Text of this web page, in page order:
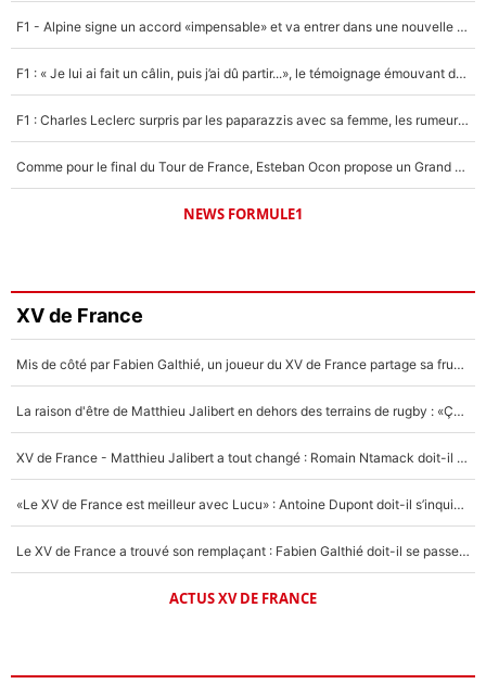
F1 - Alpine signe un accord «impensable» et va entrer dans une nouvelle dimension : Grande nouvelle pour Pierre Gasly !
F1 : « Je lui ai fait un câlin, puis j’ai dû partir...», le témoignage émouvant de Max Verstappen sur sa fille
F1 : Charles Leclerc surpris par les paparazzis avec sa femme, les rumeurs étaient vraies !
Comme pour le final du Tour de France, Esteban Ocon propose un Grand Prix de Formule 1 à Paris : «Autour de l’Arc de Triomphe, ce serait génial» !
NEWS FORMULE1
XV de France
Mis de côté par Fabien Galthié, un joueur du XV de France partage sa frustration : «ils ne me l’ont pas dit tout de suite»
La raison d'être de Matthieu Jalibert en dehors des terrains de rugby : «Ça m'atteint autant que si tu touches à un membre de ma famille»
XV de France - Matthieu Jalibert a tout changé : Romain Ntamack doit-il s’inquiéter pour sa place à un an de la Coupe du monde ?
«Le XV de France est meilleur avec Lucu» : Antoine Dupont doit-il s’inquiéter pour sa place ?
Le XV de France a trouvé son remplaçant : Fabien Galthié doit-il se passer d'Antoine Dupont ?
ACTUS XV DE FRANCE